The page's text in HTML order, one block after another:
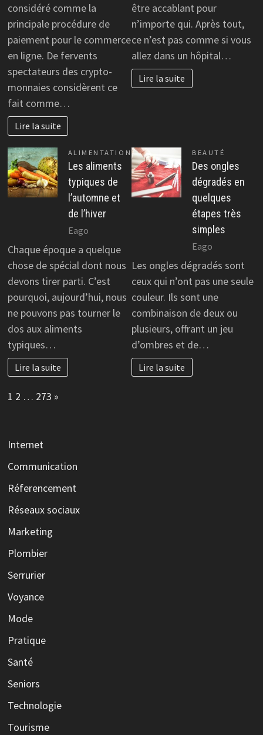
considéré comme la
principale procédure de
paiement pour le commerce
en ligne. De fervents
spectateurs des crypto-
monnaies considèrent ce
fait comme…
Lire la suite
être accablant pour
n’importe qui. Après tout,
ce n’est pas comme si vous
allez dans un hôpital…
Lire la suite
ALIMENTATION
Les aliments
typiques de
l’automne et
de l’hiver
Eago
Chaque époque a quelque
chose de spécial dont nous
devons tirer parti. C’est
pourquoi, aujourd’hui, nous
ne pouvons pas tourner le
dos aux aliments
typiques…
Lire la suite
BEAUTÉ
Des ongles
dégradés en
quelques
étapes très
simples
Eago
Les ongles dégradés sont
ceux qui n’ont pas une seule
couleur. Ils sont une
combinaison de deux ou
plusieurs, offrant un jeu
d’ombres et de…
Lire la suite
Page:
1 2 … 273 Next
»
Internet
Communication
Réferencement
Réseaux sociaux
Marketing
Plombier
Serrurier
Voyance
Mode
Pratique
Santé
Seniors
Technologie
Tourisme